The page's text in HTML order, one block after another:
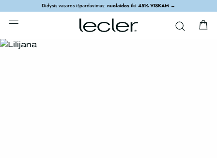
Didysis vasaros išpardavimas: nuolaidos iki 45% VISKAM →